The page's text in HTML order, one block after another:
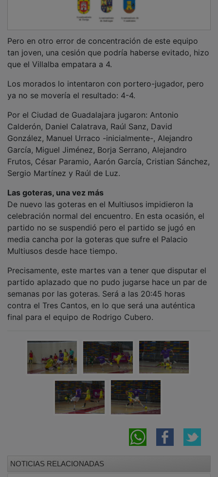
tan joven, una cesión que podría haberse evitado, hizo
que el Villalba empatara a 4.
ya no se movería el resultado: 4-4.
Calderón, Daniel Calatrava, Raúl Sanz, David
González, Manuel Urraco -inicialmente-, Alejandro
García, Miguel Jiménez, Borja Serrano, Alejandro
Frutos, César Paramio, Aarón García, Cristian Sánchez,
Sergio Martínez y Raúl de Luz.
De nuevo las goteras en el Multiusos impidieron la
celebración normal del encuentro. En esta ocasión, el
partido no se suspendió pero el partido se jugó en
media cancha por la goteras que sufre el Palacio
Multiusos desde hace tiempo.
partido aplazado que no pudo jugarse hace un par de
semanas por las goteras. Será a las 20:45 horas
contra el Tres Cantos, en lo que será una auténtica
final para el equipo de Rodrigo Cubero.